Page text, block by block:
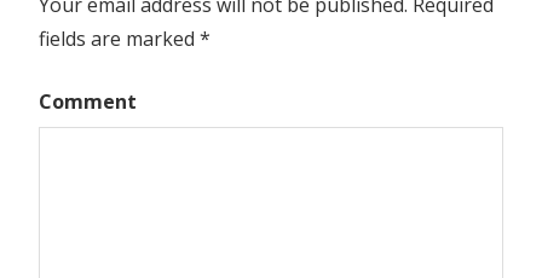
fields are marked *
Comment